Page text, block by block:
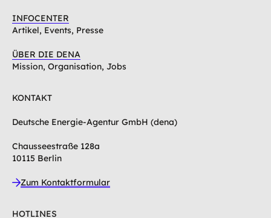
INFOCENTER
Artikel, Events, Presse
ÜBER DIE DENA
Mission, Organisation, Jobs
KONTAKT
Deutsche Energie-Agentur GmbH (dena)
Chausseestraße 128a
10115 Berlin
Zum Kontaktformular
HOTLINES